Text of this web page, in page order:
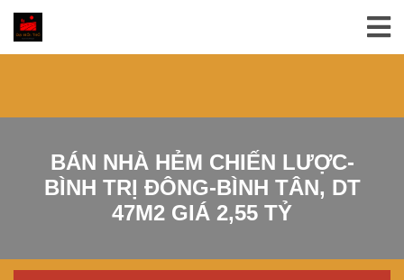
BÁN NHÀ HẺM CHIẾN LƯỢC-
BÌNH TRỊ ĐÔNG-BÌNH TÂN, DT
47M2 GIÁ 2,55 TỶ